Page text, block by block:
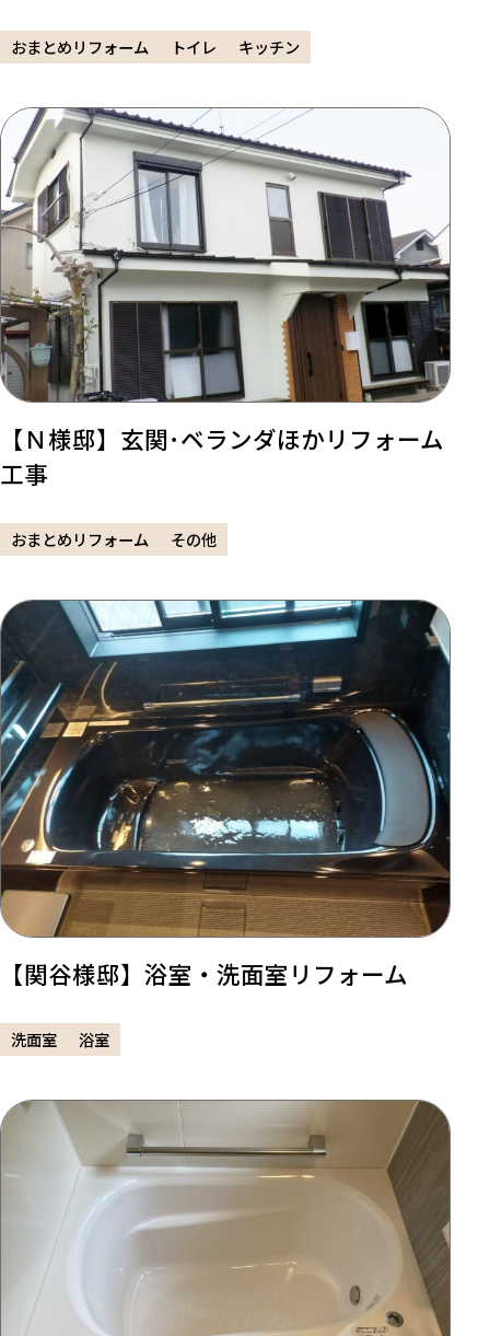
おまとめリフォーム トイレ キッチン
【Ｎ様邸】玄関･ベランダほかリフォーム
工事
おまとめリフォーム その他
【関谷様邸】浴室・洗面室リフォーム
洗面室 浴室